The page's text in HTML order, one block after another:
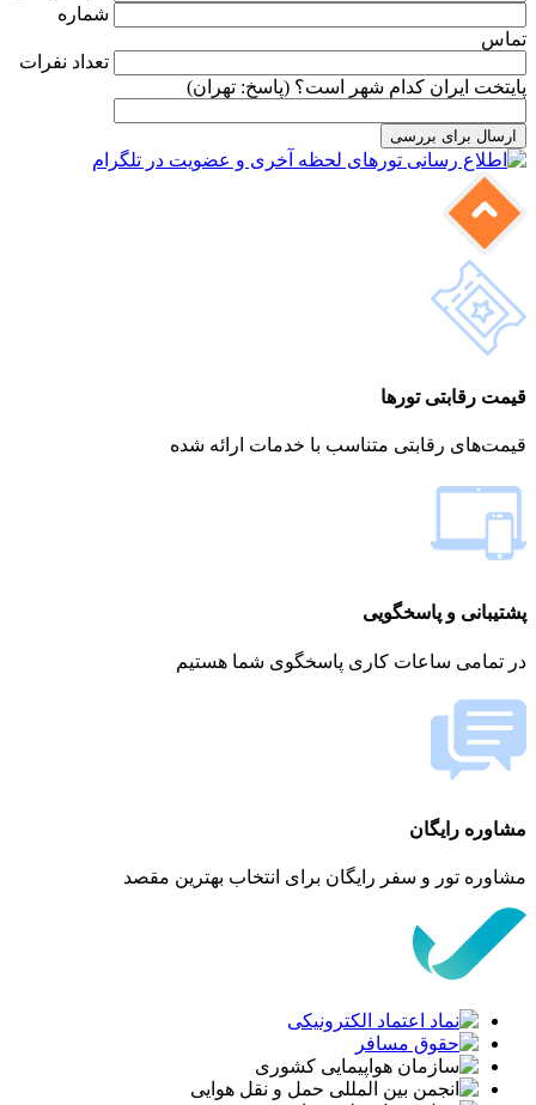
شماره
تماس
تعداد نفرات
پایتخت ایران کدام شهر است؟ (پاسخ: تهران)
قیمت رقابتی تورها
قیمت‌های رقابتی متناسب با خدمات ارائه شده
پشتیبانی و پاسخگویی
در تمامی ساعات کاری پاسخگوی شما هستیم
مشاوره رایگان
مشاوره تور و سفر رایگان برای انتخاب بهترین مقصد